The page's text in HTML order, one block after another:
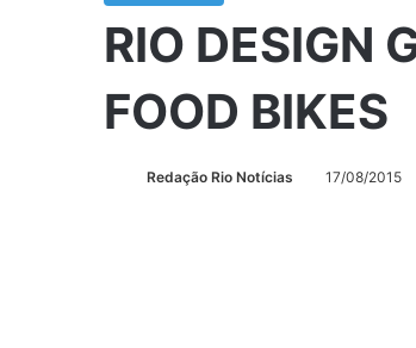
RIO DESIGN
FOOD BIKES
Redação Rio Notícias 17/08/2015